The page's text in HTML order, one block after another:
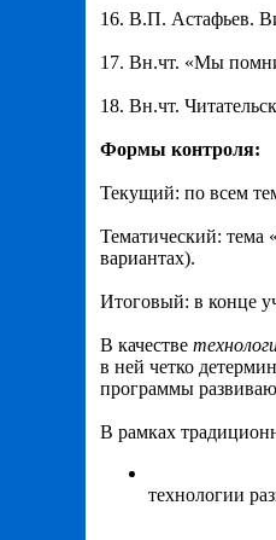
16. В.П. Астафьев.
17. Вн.чт. «Мы
18. Вн.чт.
Формы контроля:
Текущий: по всем
Тематический: тема
вариантах).
Итоговый: в конце
В качестве
в ней четко
программы
В рамках
технологии